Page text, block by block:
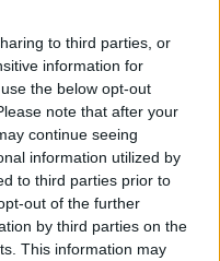
to third parties, or
information for
the below opt-out
note that after your
continue seeing
information utilized by
to third parties prior to
out of the further
by third parties on the
This information may
Kontakt
Privatsphäre
Add-ons by Brivium